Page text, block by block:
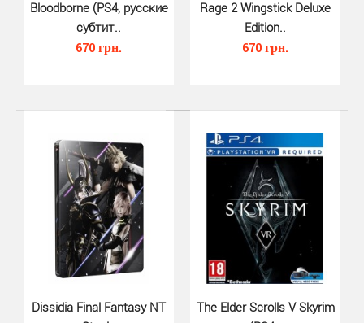
Pillars of Eternity II Deadfire..
Pillars of Eternity 2 Deadfire для PS4 - это сиквел к Pillars
of Eternity, которая вышла в 2015 год..
Bloodborne (PS4, русские
субтит..
670 грн.
Rage 2 Wingstick Deluxe
Edition..
670 грн.
Dissidia Final Fantasy NT
The Elder Scrolls V Skyrim